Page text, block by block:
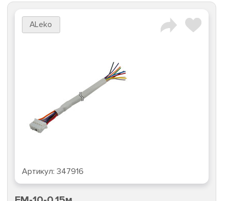
ALeko
Артикул: 347916